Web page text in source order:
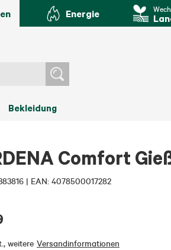
Energie
Bekleidung
Comfort
| EAN: 4078500017282
, weitere Versandinformationen